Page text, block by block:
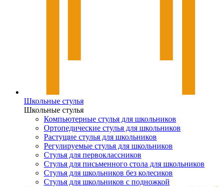
Школьные стулья
Школьные стулья
Компьютерные стулья для школьников
Ортопедические стулья для школьников
Растущие стулья для школьников
Регулируемые стулья для школьников
Стулья для первоклассников
Стулья для письменного стола для школьников
Стулья для школьников без колесиков
Стулья для школьников с подножкой